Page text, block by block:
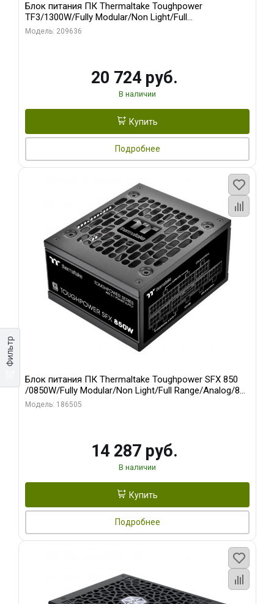
Фильтр
Блок питания ПК Thermaltake Toughpower
TF3/1300W/Fully Modular/Non Light/Full
Range/Analog/80 Plus Titanium/EU/100% JP CAP/All F
Модель: 209636
20 724 руб.
В наличии
Купить
Подробнее
Блок питания ПК Thermaltake Toughpower SFX 850
/0850W/Fully Modular/Non Light/Full Range/Analog/80
Plus Platinum/EU/100% JP CAP/All Flat Cables/Gen 5
Модель: 186505
14 287 руб.
В наличии
Купить
Подробнее